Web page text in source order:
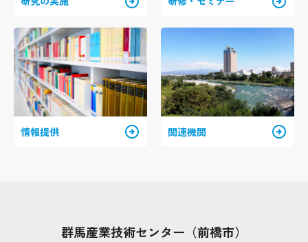
情報提供 arrow_circle_right 関連機関 arrow_circle_right
群馬産業技術センター（前橋市）